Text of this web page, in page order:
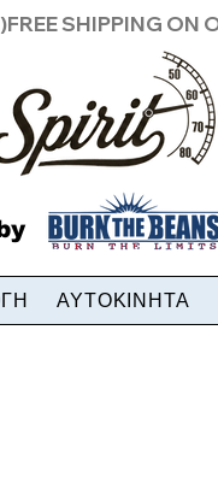
ΑΥΤΟΚΙΝΗΤΑ